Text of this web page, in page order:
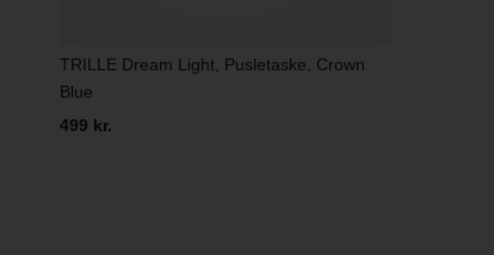
TRILLE Dream Light, Pusletaske, Crown
Blue
499 kr.